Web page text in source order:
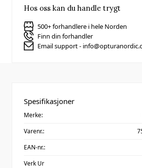
Hos oss kan du handle trygt
500+ forhandlere i hele Norden
Finn din forhandler
Email support -
Spesifikasjoner
Merke:
Varenr.:
EAN-nr.:
Verk Ur